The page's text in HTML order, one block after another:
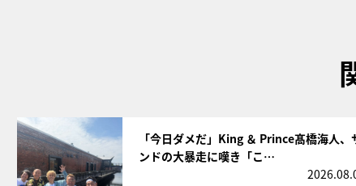
「今日ダメだ」King ＆ Prince髙橋海人、
ンドの大暴走に嘆き「こ…